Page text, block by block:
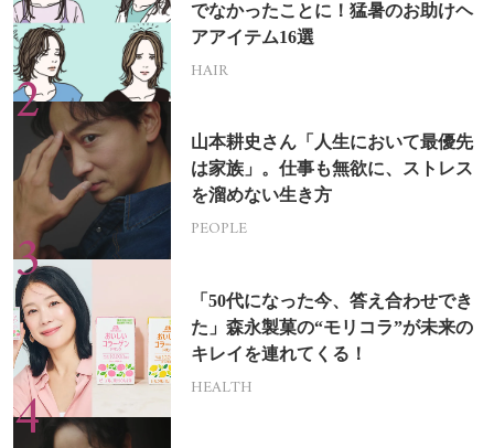
でなかったことに！猛暑のお助けヘ
アアイテム16選
HAIR
山本耕史さん「人生において最優先
は家族」。仕事も無欲に、ストレス
を溜めない生き方
PEOPLE
「50代になった今、答え合わせでき
た」森永製菓の“モリコラ”が未来の
キレイを連れてくる！
HEALTH